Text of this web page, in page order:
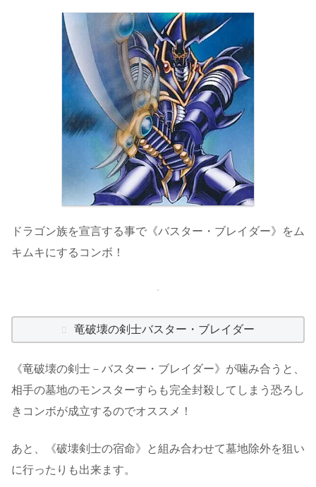
ドラゴン族を宣言する事で《バスター・ブレイダー》をム
キムキにするコンボ！
竜破壊の剣士バスター・ブレイダー
《竜破壊の剣士－バスター・ブレイダー》が噛み合うと、
相手の墓地のモンスターすらも完全封殺してしまう恐ろし
きコンボが成立するのでオススメ！
あと、《破壊剣士の宿命》と組み合わせて墓地除外を狙い
に行ったりも出来ます。